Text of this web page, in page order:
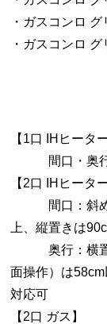
・ガスコンロ グ
・ガスコンロ グ
【1口 IHヒータ
間口・奥行
【2口 IHヒーター
間口：斜め置
上、縦置きは
奥行：横置き
面操作）は
対応可
【2口 ガス】